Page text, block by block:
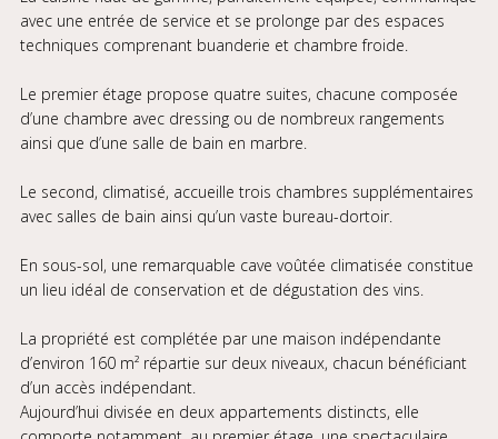
avec une entrée de service et se prolonge par des espaces
techniques comprenant buanderie et chambre froide.
Le premier étage propose quatre suites, chacune composée
d’une chambre avec dressing ou de nombreux rangements
ainsi que d’une salle de bain en marbre.
Le second, climatisé, accueille trois chambres supplémentaires
avec salles de bain ainsi qu’un vaste bureau-dortoir.
En sous-sol, une remarquable cave voûtée climatisée constitue
un lieu idéal de conservation et de dégustation des vins.
La propriété est complétée par une maison indépendante
d’environ 160 m² répartie sur deux niveaux, chacun bénéficiant
d’un accès indépendant.
Aujourd’hui divisée en deux appartements distincts, elle